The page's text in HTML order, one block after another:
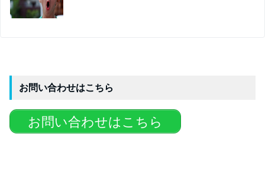
お問い合わせはこちら
お問い合わせはこちら